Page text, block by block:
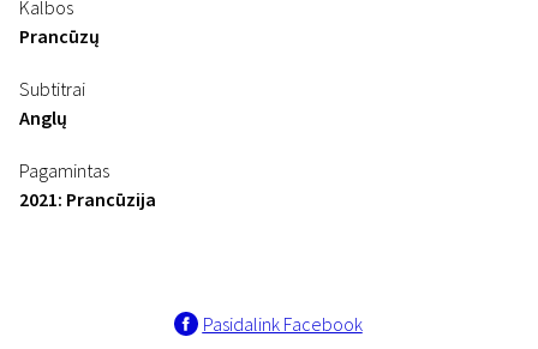
Kalbos
Prancūzų
Subtitrai
Anglų
Pagamintas
2021: Prancūzija
Pasidalink Facebook